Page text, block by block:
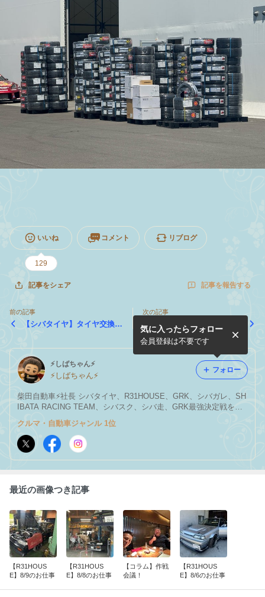
いいね
129
コメント リブログ
記事をシェア 記事を報告する
前の記事
【シバタイヤ】タイヤ交換取
次の記事
【R31HOUSE】5/19の仕事
⚡️しばちゃん⚡
⚡️しばちゃん⚡️
柴田自動車⚡️社長 シバタイヤ、R31HOUSE、GRK、シバガレ、SH
IBATA RACING TEAM、シバスク、シバ走、GRK最強決定戦をや
ってます！
気に入ったらフォロー
会員登録は不要です
フォロー
クルマ・自動車ジャンル 1位
最近の画像つき記事
【R31HOUS
E】8/9のお仕事
【R31HOUS
E】8/8のお仕事
【コラム】作戦
会議！
【R31HOUS
E】8/6のお仕事